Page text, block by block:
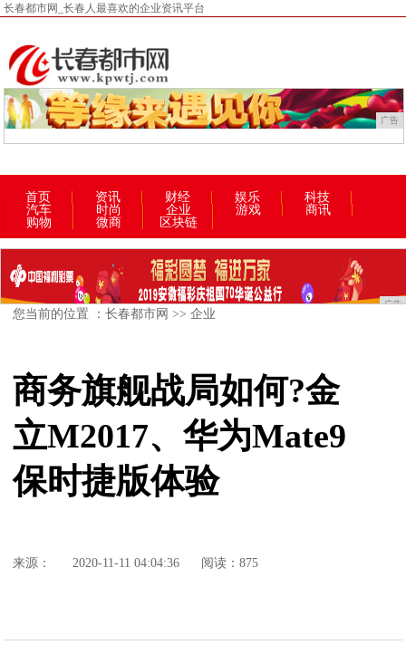
长春都市网_长春人最喜欢的企业资讯平台
广告
首页 资讯 财经 娱乐
科技
汽车
时尚 企业 游戏
商讯
购物
微商 区块链
广告
您当前的位置 ：长春都市网 >>企业
商务旗舰战局如何?金
立M2017、华为Mate9
保时捷版体验
来源： 2020-11-11 04:04:36 阅读：875